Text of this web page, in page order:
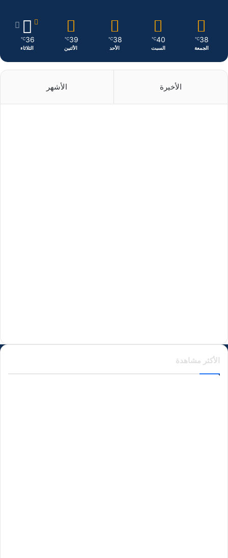
38
℃
الجمعة
40
℃
السبت
38
℃
الأحد
39
℃
الأثنين
36
℃
الثلاثاء
الأخيرة الأشهر
الأكثر مشاهدة